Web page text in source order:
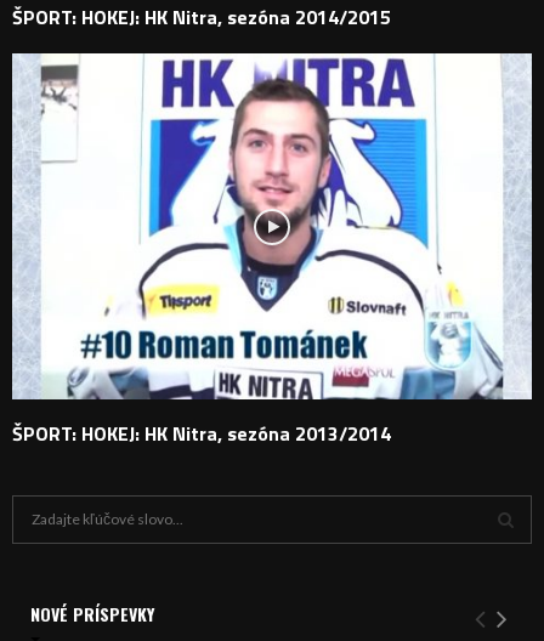
ŠPORT: HOKEJ: HK Nitra, sezóna 2014/2015
ŠPORT: HOKEJ: HK Nitra, sezóna 2013/2014
Y
NOVÉ PRÍSPEVKY